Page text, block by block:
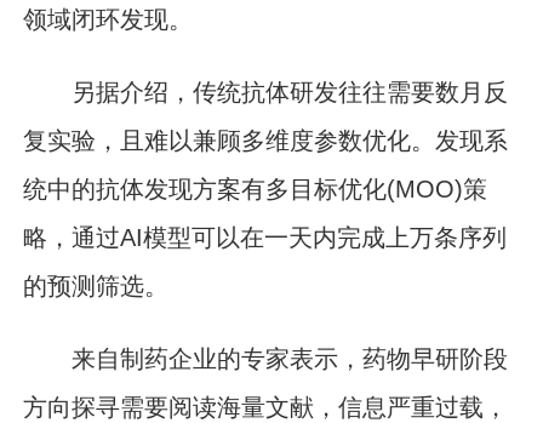
领域闭环发现。
另据介绍，传统抗体研发往往需要数月反
复实验，且难以兼顾多维度参数优化。发现系
统中的抗体发现方案有多目标优化(MOO)策
略，通过AI模型可以在一天内完成上万条序列
的预测筛选。
来自制药企业的专家表示，药物早研阶段
方向探寻需要阅读海量文献，信息严重过载，